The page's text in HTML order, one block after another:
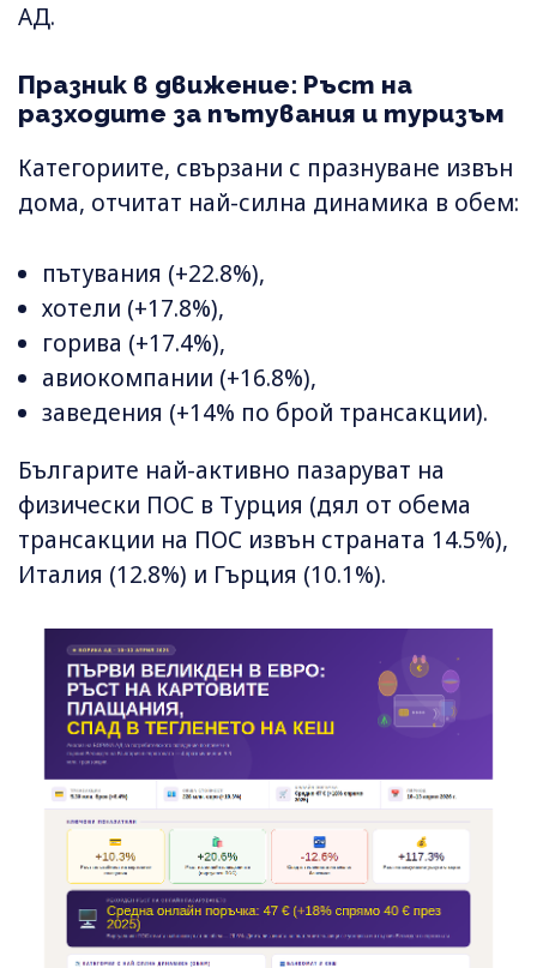
АД.
Празник в движение: Ръст на
разходите за пътувания и туризъм
Категориите, свързани с празнуване извън
дома, отчитат най-силна динамика в обем:
пътувания (+22.8%),
хотели (+17.8%),
горива (+17.4%),
авиокомпании (+16.8%),
заведения (+14% по брой трансакции).
Българите най-активно пазаруват на
физически ПОС в Турция (дял от обема
трансакции на ПОС извън страната 14.5%),
Италия (12.8%) и Гърция (10.1%).